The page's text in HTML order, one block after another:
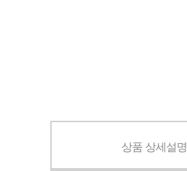
상품 상세설명